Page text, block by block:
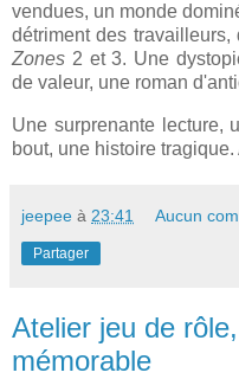
vendues, un monde
détriment des
Zones 2 et 3. Une
de valeur, une roman
Une surprenante lecture,
bout, une histoire
jeepee à 23:41 Aucun
Partager
Atelier jeu de
mémorable